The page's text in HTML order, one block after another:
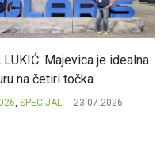
LUKIĆ: Majevica je idealna
na četiri točka
, SPECIJAL 23.07.2026.